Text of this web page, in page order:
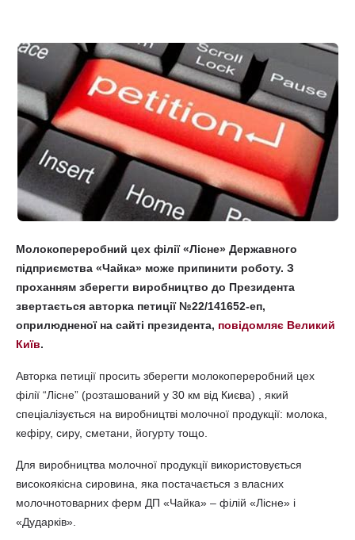
Молокопереробний цех філії «Лісне» Державного
підприємства «Чайка» може припинити роботу. З
проханням зберегти виробництво до Президента
звертається авторка петиції №22/141652-еп,
оприлюдненої на сайті президента, повідомляє Великий
Київ.
Авторка петиції просить зберегти молокопереробний цех
філії “Лісне” (розташований у 30 км від Києва) , який
спеціалізується на виробництві молочної продукції: молока,
кефіру, сиру, сметани, йогурту тощо.
Для виробництва молочної продукції використовується
високоякісна сировина, яка постачається з власних
молочнотоварних ферм ДП «Чайка» – філій «Лісне» і
«Дударків».